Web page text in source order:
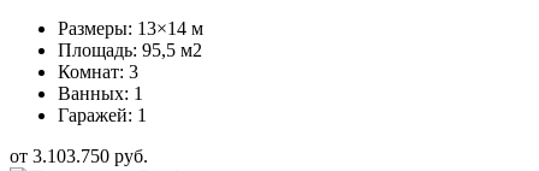
Размеры: 13×14 м
Площадь: 95,5 м2
Комнат: 3
Ванных: 1
Гаражей: 1
от 3.103.750 руб.